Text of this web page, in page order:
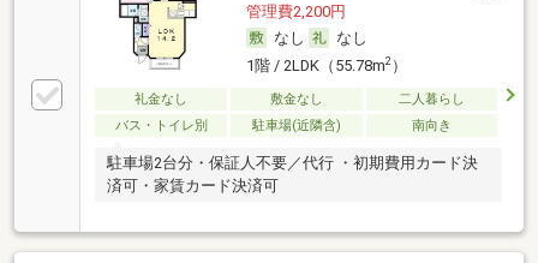
管理費2,200円
なし
なし
1階 / 2LDK（55.78m2）
礼金なし 敷金なし
二人暮らし
バス・トイレ別
駐車場(近隣含) 南向き
駐車場2台分・保証人不要／代行 ・初期費用カード決
済可・家賃カード決済可